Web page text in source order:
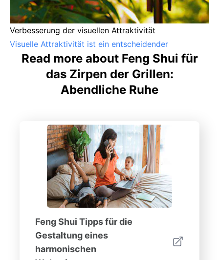
Verbesserung der visuellen Attraktivität
Visuelle Attraktivität ist ein entscheidender
Read more about Feng Shui für
das Zirpen der Grillen:
Abendliche Ruhe
Feng Shui Tipps für die
Gestaltung eines
harmonischen